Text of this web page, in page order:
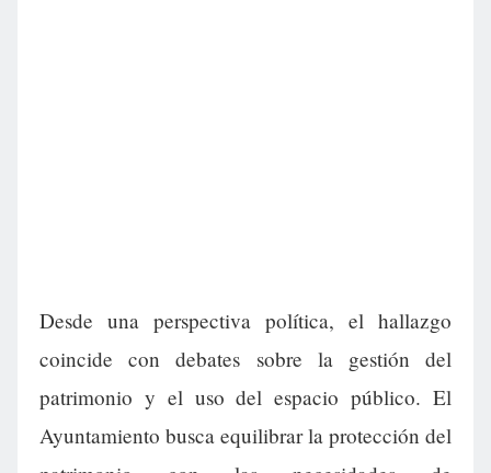
Desde una perspectiva política, el hallazgo
coincide con debates sobre la gestión del
patrimonio y el uso del espacio público. El
Ayuntamiento busca equilibrar la protección del